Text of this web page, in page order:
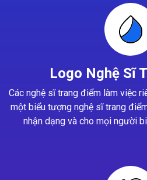
Logo Nghệ Sĩ
Các nghệ sĩ trang điểm làm việc
một biểu tượng nghệ sĩ trang
nhận dạng và cho mọi người